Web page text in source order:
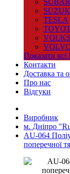
TESLA
Показати
Контакти
Доставка та
Про нас
Відгуки
Виробник
м. Дніпро
AU-064
поперечної